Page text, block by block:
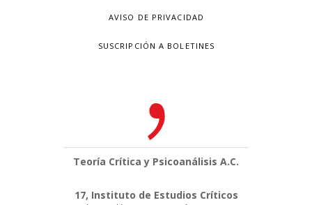
AVISO DE PRIVACIDAD
SUSCRIPCIÓN A BOLETINES
Teoría Crítica y Psicoanálisis A.C.
17, Instituto de Estudios Críticos